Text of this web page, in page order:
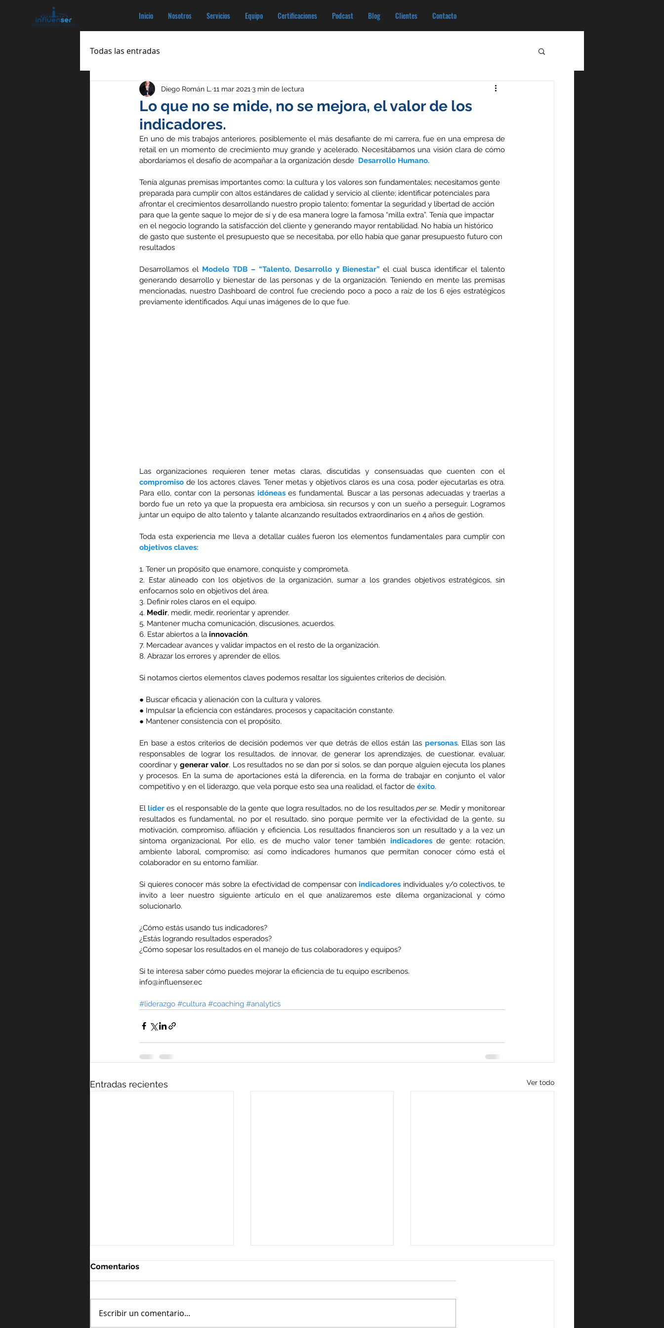
Inicio Nosotros Servicios Equipo Certificaciones Podcast Blog Clientes Contacto
Todas las entradas
Lo que no se mide, no se mejora, el valor de los
indicadores.
Diego Román L. 11 mar 2021 3 min de lectura
En uno de mis trabajos anteriores, posiblemente el más desafiante de mi carrera, fue en una empresa de
retail en un momento de crecimiento muy grande y acelerado. Necesitábamos una visión clara de cómo
abordaríamos el desafío de acompañar a la organización desde Desarrollo Humano.
Tenía algunas premisas importantes como: la cultura y los valores son fundamentales; necesitamos gente
preparada para cumplir con altos estándares de calidad y servicio al cliente; identificar potenciales para
afrontar el crecimientos desarrollando nuestro propio talento; fomentar la seguridad y libertad de acción
para que la gente saque lo mejor de sí y de esa manera logre la famosa “milla extra”. Tenía que impactar
en el negocio logrando la satisfacción del cliente y generando mayor rentabilidad. No había un histórico
de gasto que sustente el presupuesto que se necesitaba, por ello había que ganar presupuesto futuro con
resultados
Desarrollamos el Modelo TDB – “Talento, Desarrollo y Bienestar” el cual busca identificar el talento
generando desarrollo y bienestar de las personas y de la organización. Teniendo en mente las premisas
mencionadas, nuestro Dashboard de control fue creciendo poco a poco a raíz de los 6 ejes estratégicos
previamente identificados. Aquí unas imágenes de lo que fue.
compromiso de los actores claves. Tener metas y objetivos claros es una cosa, poder ejecutarlas es otra.
Para ello, contar con la personas idóneas es fundamental. Buscar a las personas adecuadas y traerlas a
bordo fue un reto ya que la propuesta era ambiciosa, sin recursos y con un sueño a perseguir. Logramos
juntar un equipo de alto talento y talante alcanzando resultados extraordinarios en 4 años de gestión.
objetivos claves:
1. Tener un propósito que enamore, conquiste y comprometa.
2. Estar alineado con los objetivos de la organización, sumar a los grandes objetivos estratégicos, sin
enfocarnos solo en objetivos del área.
3. Definir roles claros en el equipo.
4. Medir, medir, medir, reorientar y aprender.
5. Mantener mucha comunicación, discusiones, acuerdos.
6. Estar abiertos a la innovación.
7. Mercadear avances y validar impactos en el resto de la organización.
8. Abrazar los errores y aprender de ellos.
Si notamos ciertos elementos claves podemos resaltar los siguientes criterios de decisión.
● Buscar eficacia y alienación con la cultura y valores.
● Impulsar la eficiencia con estándares, procesos y capacitación constante.
● Mantener consistencia con el propósito.
En base a estos criterios de decisión podemos ver que detrás de ellos están las personas. Ellas son las
responsables de lograr los resultados, de innovar, de generar los aprendizajes, de cuestionar, evaluar,
coordinar y generar valor. Los resultados no se dan por sí solos, se dan porque alguien ejecuta los planes
y procesos. En la suma de aportaciones está la diferencia, en la forma de trabajar en conjunto el valor
competitivo y en el liderazgo, que vela porque esto sea una realidad, el factor de éxito.
El líder es el responsable de la gente que logra resultados, no de los resultados per se. Medir y monitorear
resultados es fundamental, no por el resultado, sino porque permite ver la efectividad de la gente, su
motivación, compromiso, afiliación y eficiencia. Los resultados financieros son un resultado y a la vez un
síntoma organizacional. Por ello, es de mucho valor tener también indicadores de gente: rotación,
ambiente laboral, compromiso; así como indicadores humanos que permitan conocer cómo está el
colaborador en su entorno familiar.
Si quieres conocer más sobre la efectividad de compensar con indicadores individuales y/o colectivos, te
invito a leer nuestro siguiente artículo en el que analizaremos este dilema organizacional y cómo
solucionarlo.
¿Cómo estás usando tus indicadores?
¿Estás logrando resultados esperados?
¿Cómo sopesar los resultados en el manejo de tus colaboradores y equipos?
Si te interesa saber cómo puedes mejorar la eficiencia de tu equipo escríbenos.
info@influenser.ec
#liderazgo #cultura #coaching #analytics
Entradas recientes Ver todo
Comentarios
Escribir un comentario...